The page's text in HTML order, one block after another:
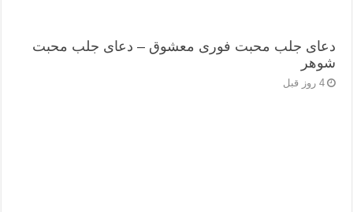
دعای جلب محبت فوری معشوق – دعای جلب محبت
شوهر
4 روز قبل